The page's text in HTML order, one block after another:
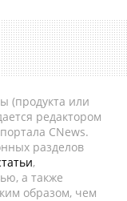
(продукта или
редактором
CNews.
разделов
,
а также
образом, чем